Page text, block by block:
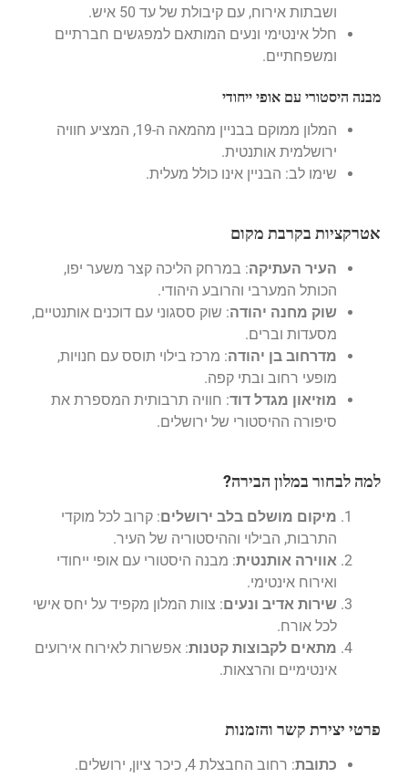
ושבתות אירוח, עם קיבולת של עד 50 איש.
חלל אינטימי ונעים המותאם למפגשים חברתיים
ומשפחתיים.
מבנה היסטורי עם אופי ייחודי
המלון ממוקם בבניין מהמאה ה-19, המציע חוויה
ירושלמית אותנטית.
שימו לב: הבניין אינו כולל מעלית.
אטרקציות בקרבת מקום
העיר העתיקה: במרחק הליכה קצר משער יפו,
הכותל המערבי והרובע היהודי.
שוק מחנה יהודה: שוק ססגוני עם דוכנים אותנטיים,
מסעדות וברים.
מדרחוב בן יהודה: מרכז בילוי תוסס עם חנויות,
מופעי רחוב ובתי קפה.
מוזיאון מגדל דוד: חוויה תרבותית המספרת את
סיפורה ההיסטורי של ירושלים.
למה לבחור במלון הבירה?
מיקום מושלם בלב ירושלים: קרוב לכל מוקדי
התרבות, הבילוי וההיסטוריה של העיר.
אווירה אותנטית: מבנה היסטורי עם אופי ייחודי
ואירוח אינטימי.
שירות אדיב ונעים: צוות המלון מקפיד על יחס אישי
לכל אורח.
מתאים לקבוצות קטנות: אפשרות לאירוח אירועים
אינטימיים והרצאות.
פרטי יצירת קשר והזמנות
כתובת: רחוב החבצלת 4, כיכר ציון, ירושלים.